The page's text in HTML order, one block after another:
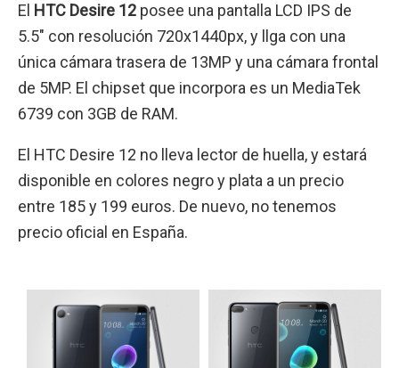
El HTC Desire 12 posee una pantalla LCD IPS de
5.5″ con resolución 720x1440px, y llga con una
única cámara trasera de 13MP y una cámara frontal
de 5MP. El chipset que incorpora es un MediaTek
6739 con 3GB de RAM.
El HTC Desire 12 no lleva lector de huella, y estará
disponible en colores negro y plata a un precio
entre 185 y 199 euros. De nuevo, no tenemos
precio oficial en España.